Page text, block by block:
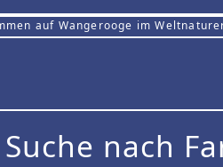
auf Wangerooge im
Suche nach